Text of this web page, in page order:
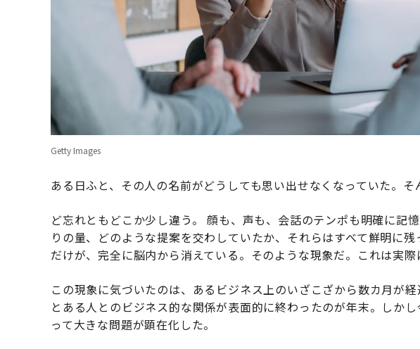
Getty Images
ある日ふと、その人の名前がどうしても思い出せなくなっていた。そ
ど忘れともどこか少し違う。 顔も、声も、会話のテンポも明確に記
りの量、どのような提案を交わしていたか、それらはすべて鮮明に残
だけが、完全に脳内から消えている。そのような現象だ。これは実際
この現象に気づいたのは、あるビジネス上のいざこざから数カ月が
とある人とのビジネス的な関係が表面的に終わったのが年末。しか
って大きな問題が顕在化した。